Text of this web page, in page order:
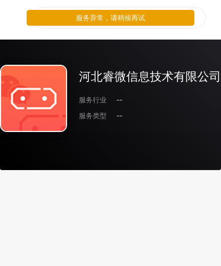
河北睿微信息技术有限公司
服务行业
--
服务类型
--
服务异常，请稍候再试